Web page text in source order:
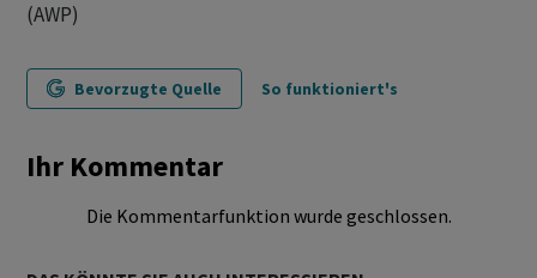
(AWP)
Bevorzugte Quelle So funktioniert's
Ihr Kommentar
Die Kommentarfunktion wurde geschlossen.